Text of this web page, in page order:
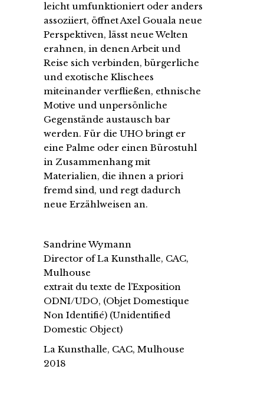
leicht umfunktioniert oder anders
assoziiert, öffnet Axel Gouala neue
Perspektiven, lässt neue Welten
erahnen, in denen Arbeit und
Reise sich verbinden, bürgerliche
und exotische Klischees
miteinander verfließen, ethnische
Motive und unpersönliche
Gegenstände austausch bar
werden. Für die UHO bringt er
eine Palme oder einen Bürostuhl
in Zusammenhang mit
Materialien, die ihnen a priori
fremd sind, und regt dadurch
neue Erzählweisen an.
Sandrine Wymann
Director of La Kunsthalle, CAC,
Mulhouse
extrait du texte de l’Exposition
ODNI/UDO, (Objet Domestique
Non Identifié) (Unidentified
Domestic Object)
La Kunsthalle, CAC, Mulhouse
2018